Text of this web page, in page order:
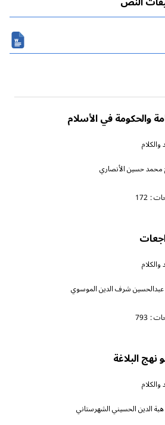
والحكومة في الأسلام
والكلام
محمد حسين الأنصاري
:
172
والكلام
عبدالحسين شرف الدين الموسوي
:
793
نهج البلاغة
والكلام
الدين الحسيني الشهرستاني